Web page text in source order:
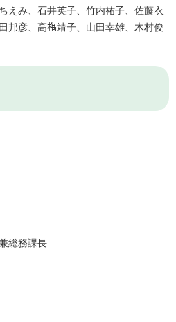
えみ、石井英子、竹内祐子、佐藤衣
邦彦、高𣘺靖子、山田幸雄、木村俊
総務課長